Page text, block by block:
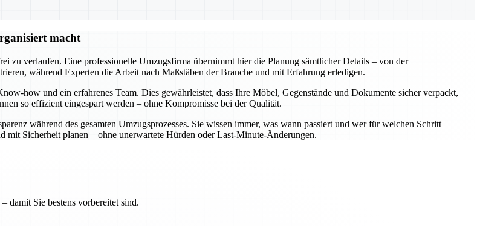
macht
zu verlaufen. Eine professionelle Umzugsfirma übernimmt hier die Planung sämtlicher Details – von der
während Experten die Arbeit nach Maßstäben der Branche und mit Erfahrung erledigen.
how und ein erfahrenes Team. Dies gewährleistet, dass Ihre Möbel, Gegenstände und Dokumente sicher verpackt,
so effizient eingespart werden – ohne Kompromisse bei der Qualität.
während des gesamten Umzugsprozesses. Sie wissen immer, was wann passiert und wer für welchen Schritt
Sicherheit planen – ohne unerwartete Hürden oder Last-Minute-Änderungen.
damit Sie bestens vorbereitet sind.